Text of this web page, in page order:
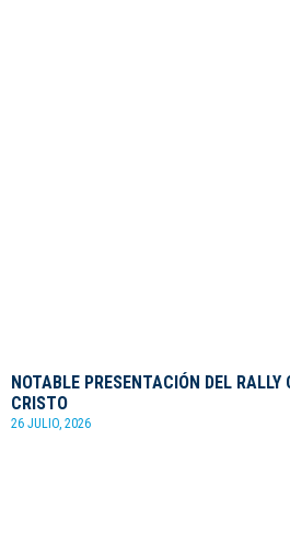
NOTABLE PRESENTACIÓN DEL RALLY
CRISTO
26 JULIO, 2026